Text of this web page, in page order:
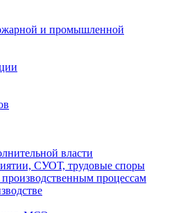
и промышленной
власти
СУОТ, трудовые споры
процессам